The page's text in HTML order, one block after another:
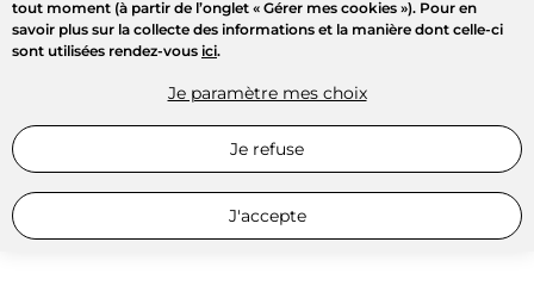
tout moment (à partir de l’onglet « Gérer mes cookies »). Pour en
savoir plus sur la collecte des informations et la manière dont celle-ci
sont utilisées rendez-vous ici.
Je paramètre mes choix
Je refuse
J'accepte